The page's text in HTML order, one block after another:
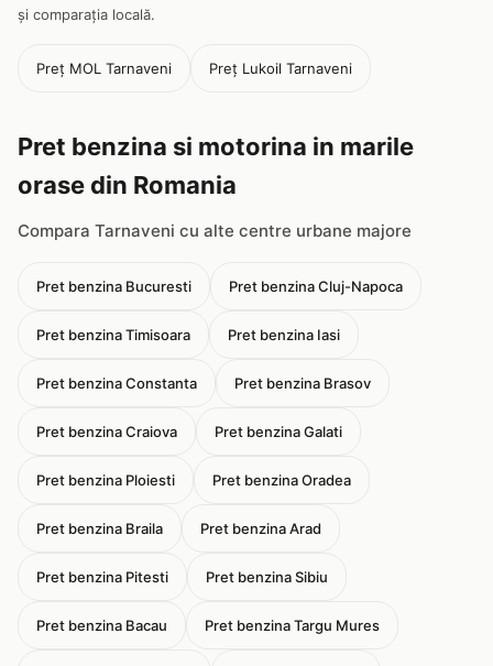
și comparația locală.
Preț MOL Tarnaveni Preț Lukoil Tarnaveni
Pret benzina si motorina in marile
orase din Romania
Compara Tarnaveni cu alte centre urbane majore
Pret benzina Bucuresti Pret benzina Cluj-Napoca
Pret benzina Timisoara Pret benzina Iasi
Pret benzina Constanta Pret benzina Brasov
Pret benzina Craiova Pret benzina Galati
Pret benzina Ploiesti Pret benzina Oradea
Pret benzina Braila Pret benzina Arad
Pret benzina Pitesti Pret benzina Sibiu
Pret benzina Bacau Pret benzina Targu Mures